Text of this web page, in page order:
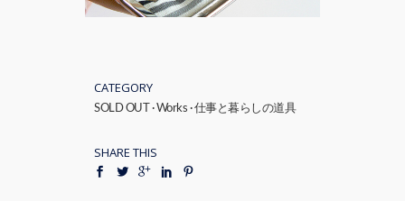
CATEGORY
SOLD OUT ·Works ·仕事と暮らしの道具
SHARE THIS